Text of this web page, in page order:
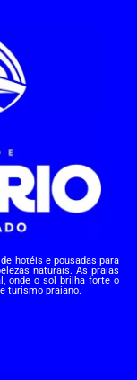
hotéis e pousadas para
naturais. As praias
onde o sol brilha forte o
turismo praiano.